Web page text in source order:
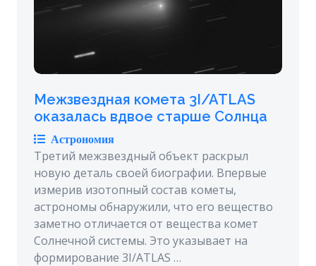
Межзвездная комета 3I/ATLAS
оказалась вдвое старше Солнца
Астрономия
Третий межзвездный объект раскрыл
новую деталь своей биографии. Впервые
измерив изотопный состав кометы,
астрономы обнаружили, что его вещество
заметно отличается от вещества комет
Солнечной системы. Это указывает на
формирование 3I/ATLAS …